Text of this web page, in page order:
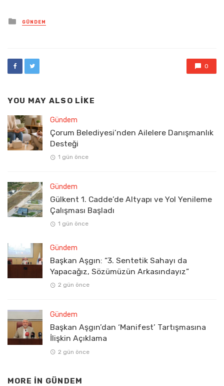
Posted
in
GÜNDEM
0
YOU MAY ALSO LIKE
Gündem
Çorum Belediyesi’nden Ailelere Danışmanlık
Desteği
1 gün önce
Gündem
Gülkent 1. Cadde’de Altyapı ve Yol Yenileme
Çalışması Başladı
1 gün önce
Gündem
Başkan Aşgın: “3. Sentetik Sahayı da
Yapacağız, Sözümüzün Arkasındayız”
2 gün önce
Gündem
Başkan Aşgın’dan ‘Manifest’ Tartışmasına
İlişkin Açıklama
2 gün önce
MORE IN GÜNDEM